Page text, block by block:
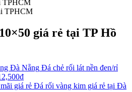
giá rẻ tại TP Hồ
Đá chẻ rối lát nền đen/rỉ
₫
Đá rối vàng kim giá rẻ tại Đà